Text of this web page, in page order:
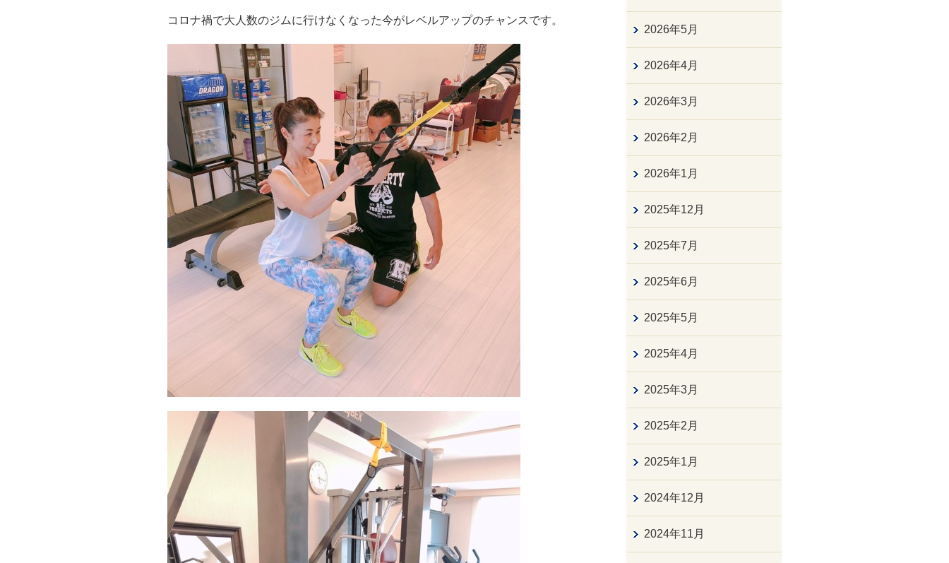
コロナ禍で大人数のジムに行けなくなった今がレベルアップのチャンスです。
2026年5月
2026年4月
2026年3月
2026年2月
2026年1月
2025年12月
2025年7月
2025年6月
2025年5月
2025年4月
2025年3月
2025年2月
2025年1月
2024年12月
2024年11月